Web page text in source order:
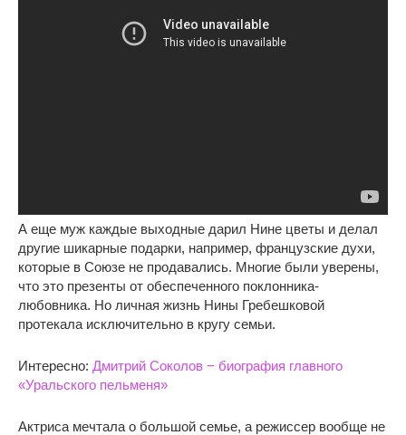
А еще муж каждые выходные дарил Нине цветы и делал
другие шикарные подарки, например, французские духи,
которые в Союзе не продавались. Многие были уверены,
что это презенты от обеспеченного поклонника-
любовника. Но личная жизнь Нины Гребешковой
протекала исключительно в кругу семьи.
Интересно: Дмитрий Соколов − биография главного
«Уральского пельменя»
Актриса мечтала о большой семье, а режиссер вообще не